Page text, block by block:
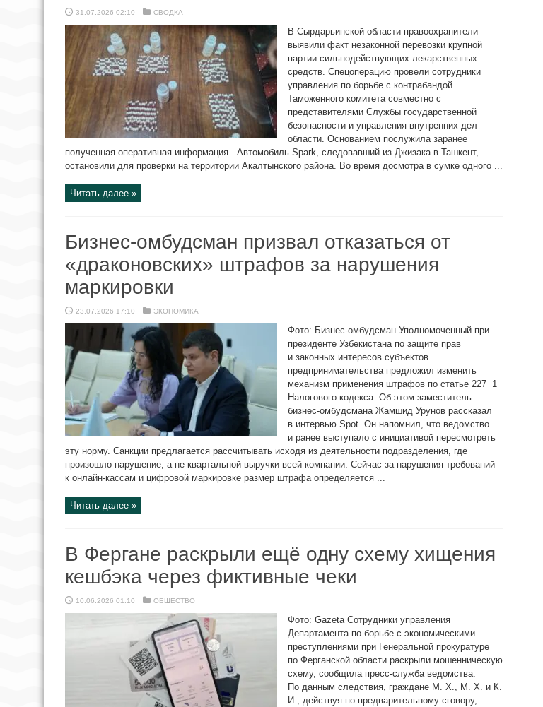
31.07.2026 02:10 СВОДКА
В Сырдарьинской области правоохранители
выявили факт незаконной перевозки крупной
партии сильнодействующих лекарственных
средств. Спецоперацию провели сотрудники
управления по борьбе с контрабандой
Таможенного комитета совместно с
представителями Службы государственной
безопасности и управления внутренних дел
области. Основанием послужила заранее
полученная оперативная информация. Автомобиль Spark, следовавший из Джизака в Ташкент,
остановили для проверки на территории Акалтынского района. Во время досмотра в сумке одного ...
Читать далее »
Бизнес-омбудсман призвал отказаться от
«драконовских» штрафов за нарушения
маркировки
23.07.2026 17:10 ЭКОНОМИКА
Фото: Бизнес-омбудсман Уполномоченный при
президенте Узбекистана по защите прав
и законных интересов субъектов
предпринимательства предложил изменить
механизм применения штрафов по статье 227−1
Налогового кодекса. Об этом заместитель
бизнес-омбудсмана Жамшид Урунов рассказал
в интервью Spot. Он напомнил, что ведомство
и ранее выступало с инициативой пересмотреть
эту норму. Санкции предлагается рассчитывать исходя из деятельности подразделения, где
произошло нарушение, а не квартальной выручки всей компании. Сейчас за нарушения требований
к онлайн-кассам и цифровой маркировке размер штрафа определяется ...
Читать далее »
В Фергане раскрыли ещё одну схему хищения
кешбэка через фиктивные чеки
10.06.2026 01:10 ОБЩЕСТВО
Фото: Gazeta Сотрудники управления
Департамента по борьбе с экономическими
преступлениями при Генеральной прокуратуре
по Ферганской области раскрыли мошенническую
схему, сообщила пресс-служба ведомства.
По данным следствия, граждане М. Х., М. Х. и К.
И., действуя по предварительному сговору,